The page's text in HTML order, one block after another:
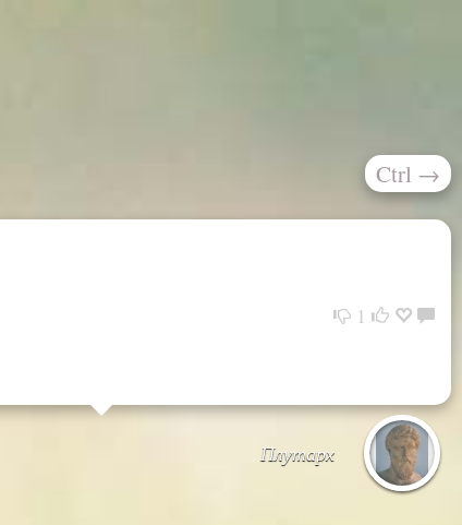
Ctrl →
1
Плутарх